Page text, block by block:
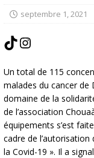
septembre 1, 2021
Un total de 115
malades du cancer de
domaine de la
de l’association
équipements s’est
cadre de
la Covid-19 ». Il a